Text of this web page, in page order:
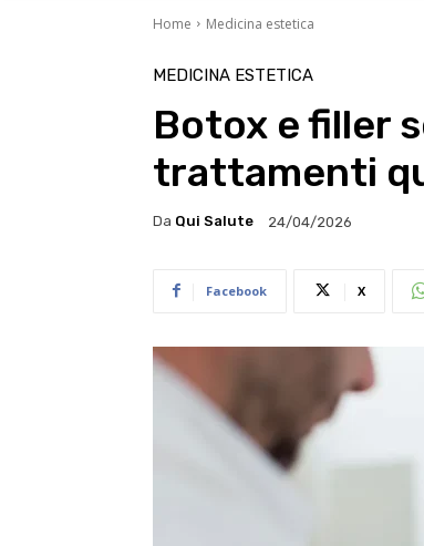
Home Medicina estetica
MEDICINA ESTETICA
Botox e filler
trattamenti
Da Qui Salute 24/04/2026
Facebook X